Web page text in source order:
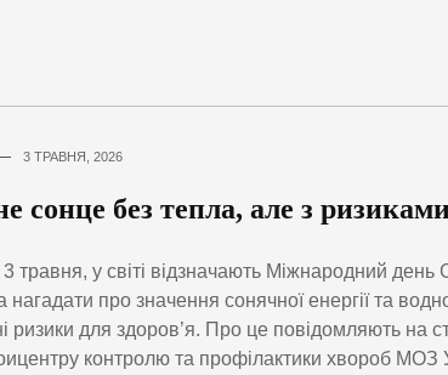
3 ТРАВНЯ, 2026
сонце без тепла, але з
3 травня, у світі відзначають Міжнародний
нагадати про значення сонячної енергії та
ризики для здоров’я. Про це повідомляють на
контролю та профілактики хвороб МОЗ